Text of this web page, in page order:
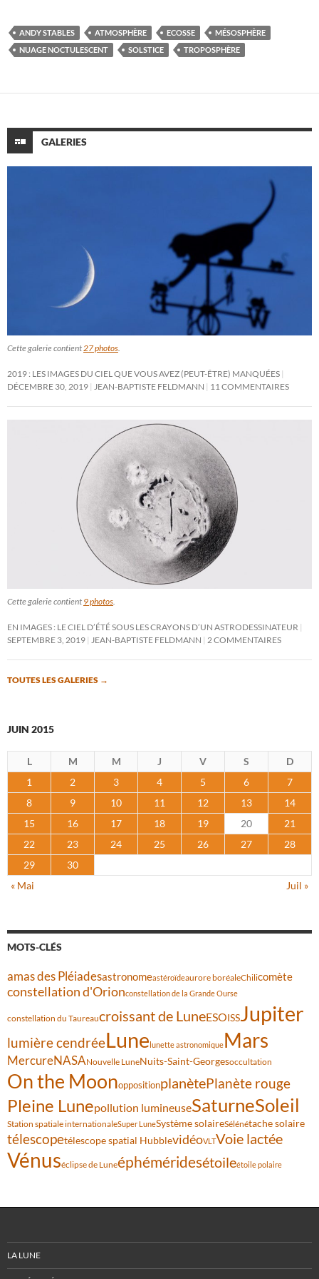
ANDY STABLES ATMOSPHÈRE ECOSSE
MÉSOSPHÈRE
NUAGE NOCTULESCENT
SOLSTICE TROPOSPHÈRE
GALERIES
Cette galerie contient27 photos.
2019 : LES IMAGES DU CIEL QUE VOUS AVEZ (PEUT-ÊTRE) MANQUÉES
DÉCEMBRE 30, 2019 JEAN-BAPTISTE FELDMANN 11 COMMENTAIRES
Cette galerie contient 9 photos.
EN IMAGES : LE CIEL D’ÉTÉ SOUS LES CRAYONS D’UN ASTRODESSINATEUR
SEPTEMBRE 3, 2019 JEAN-BAPTISTE FELDMANN 2 COMMENTAIRES
TOUTES LES GALERIES →
JUIN 2015
L M M J V S
D
1
2 3 4 5 6
7
8
9 10 11 12 13
14
15
16 17 18 19 20
21
22
23 24 25 26 27
28
29
30
« Mai
Juil »
MOTS-CLÉS
amas des Pléiadesastronomeastéroïdeaurore boréaleChilicomète
constellation d'Orionconstellation de la Grande Ourse
constellation du Taureaucroissant de LuneESOISSJupiter
lumière cendréeLune lunette astronomiqueMars
MercureNASANouvelle LuneNuits-Saint-Georgesoccultation
On the MoonoppositionplanètePlanète rouge
Pleine Lunepollution lumineuseSaturneSoleil
Station spatiale internationaleSuper LuneSystème solaireSélénétache solaire
télescopetélescope spatial HubblevidéoVLTVoie lactée
Vénuséclipse de Luneéphéméridesétoileétoile polaire
LA LUNE